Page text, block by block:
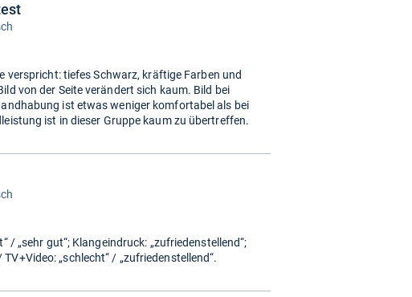
verspricht: tiefes Schwarz, kräftige Farben und
von der Seite verändert sich kaum. Bild bei
ist etwas weniger komfortabel als bei
ist in dieser Gruppe kaum zu übertreffen.
/ „sehr gut“; Klangeindruck: „zufriedenstellend“;
„schlecht“ / „zufriedenstellend“.